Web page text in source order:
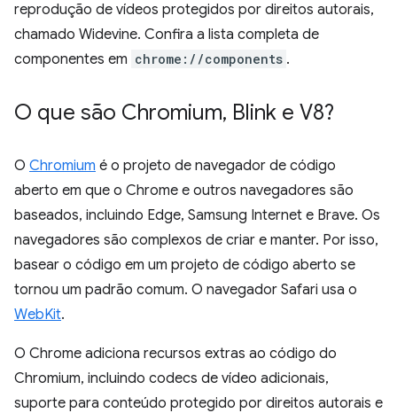
reprodução de vídeos protegidos por direitos autorais,
chamado Widevine. Confira a lista completa de
componentes em chrome://components .
O que são Chromium, Blink e V8?
O Chromium é o projeto de navegador de código
aberto em que o Chrome e outros navegadores são
baseados, incluindo Edge, Samsung Internet e Brave. Os
navegadores são complexos de criar e manter. Por isso,
basear o código em um projeto de código aberto se
tornou um padrão comum. O navegador Safari usa o
WebKit.
O Chrome adiciona recursos extras ao código do
Chromium, incluindo codecs de vídeo adicionais,
suporte para conteúdo protegido por direitos autorais e